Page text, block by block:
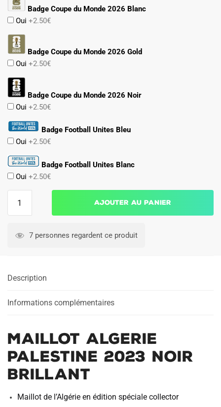
Badge Coupe du Monde 2026 Blanc
Oui +2.50€
Badge Coupe du Monde 2026 Gold
Oui +2.50€
Badge Coupe du Monde 2026 Noir
Oui +2.50€
Badge Football Unites Bleu
Oui +2.50€
Badge Football Unites Blanc
Oui +2.50€
Algerie
Brillant
Ajouter au panier
7 personnes regardent ce produit
Description
Informations complémentaires
Maillot Algerie
Palestine 2023 Noir
Brillant
Maillot de l’Algérie en édition spéciale collector